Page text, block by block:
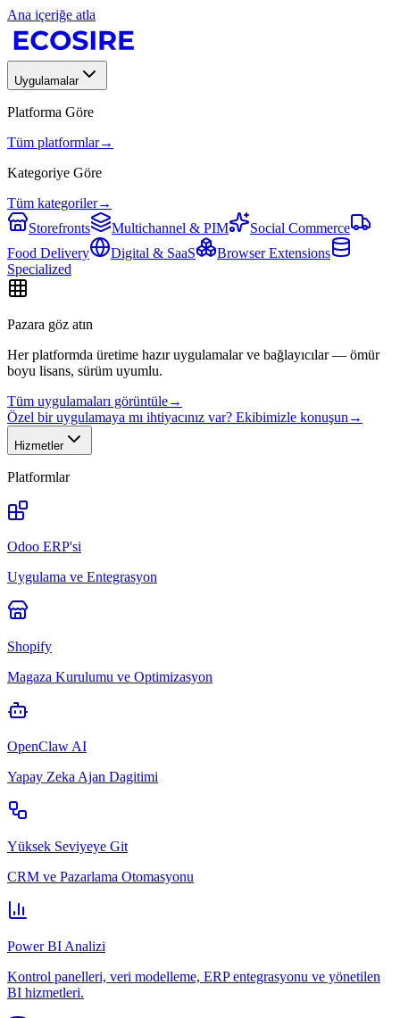
Ana içeriğe atla
Uygulamalar
Platforma Göre
Tüm platformlar→
Kategoriye Göre
Tüm kategoriler→
Storefronts
Multichannel & PIM
Social Commerce
Food Delivery
Digital & SaaS
Browser Extensions
Specialized
Pazara göz atın
Her platformda üretime hazır uygulamalar ve bağlayıcılar — ömür
boyu lisans, sürüm uyumlu.
Tüm uygulamaları görüntüle→
Özel bir uygulamaya mı ihtiyacınız var? Ekibimizle konuşun →
Hizmetler
Platformlar
Odoo ERP'si
Uygulama ve Entegrasyon
Shopify
Magaza Kurulumu ve Optimizasyon
OpenClaw AI
Yapay Zeka Ajan Dagitimi
Yüksek Seviyeye Git
CRM ve Pazarlama Otomasyonu
Power BI Analizi
Kontrol panelleri, veri modelleme, ERP entegrasyonu ve yönetilen
BI hizmetleri.